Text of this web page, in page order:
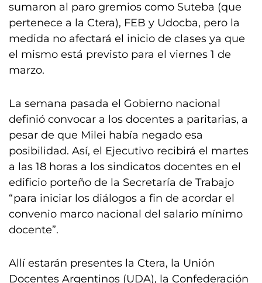
sumaron al paro gremios como Suteba (que
pertenece a la Ctera), FEB y Udocba, pero la
medida no afectará el inicio de clases ya que
el mismo está previsto para el viernes 1 de
marzo.
La semana pasada el Gobierno nacional
definió convocar a los docentes a paritarias, a
pesar de que Milei había negado esa
posibilidad. Así, el Ejecutivo recibirá el martes
a las 18 horas a los sindicatos docentes en el
edificio porteño de la Secretaría de Trabajo
“para iniciar los diálogos a fin de acordar el
convenio marco nacional del salario mínimo
docente”.
Allí estarán presentes la Ctera, la Unión
Docentes Argentinos (UDA), la Confederación